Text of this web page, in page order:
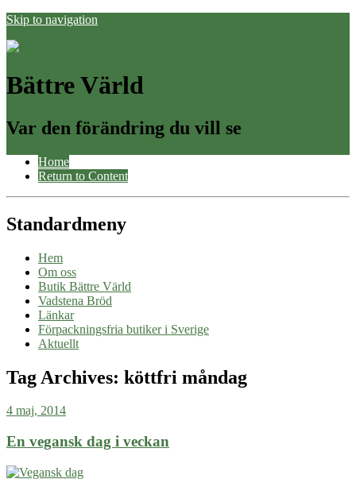
Skip to navigation
Bättre Värld
Var den förändring du vill se
Home
Return to Content
Standardmeny
Hem
Om oss
Butik Bättre Värld
Vadstena Bröd
Länkar
Förpackningsfria butiker i Sverige
Aktuellt
Tag Archives: köttfri måndag
4 maj, 2014
En vegansk dag i veckan